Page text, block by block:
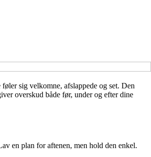
sig velkomne, afslappede og set. Den
overskud både før, under og efter dine
en plan for aftenen, men hold den enkel.